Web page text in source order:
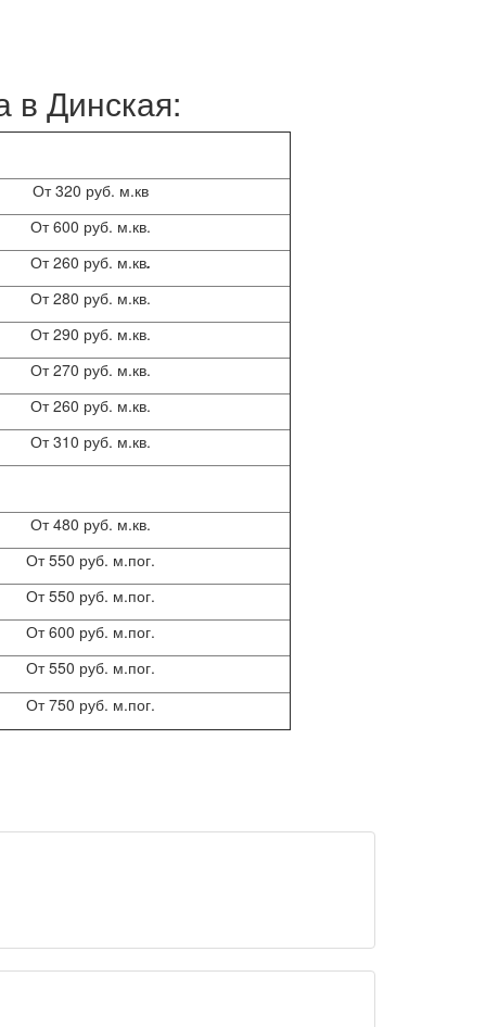
в Динская:
От 320 руб. м.кв
От 600 руб. м.кв.
От 260 руб. м.кв.
От 280 руб. м.кв.
От 290 руб. м.кв.
От 270 руб. м.кв.
От 260 руб. м.кв.
От 310 руб. м.кв.
От 480 руб. м.кв.
От 550 руб. м.пог.
От 550 руб. м.пог.
От 600 руб. м.пог.
От 550 руб. м.пог.
От 750 руб. м.пог.